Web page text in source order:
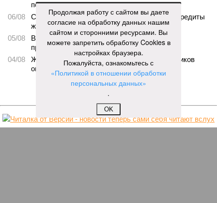
после вмешательства прокуратуры
06/08
Суд аннулировал ошибочно оформленные кредиты
жителя Чебоксар
05/08
В Чебоксарах снесут 46 строений рядом с
проблемной «Кувшинкой»
04/08
Житель Екатеринбурга по указанию мошенников
ограбил квартиру в Чебоксарах
ЕЩЕ НОВОСТИ
НОВОСТИ ПАРТНЕРОВ
Продолжая работу с сайтом вы даете
согласие на обработку данных нашим
сайтом и сторонними ресурсами. Вы
можете запретить обработку Cookies в
настройках браузера.
Пожалуйста, ознакомьтесь с
«Политикой в отношении обработки
персональных данных»
.
OK